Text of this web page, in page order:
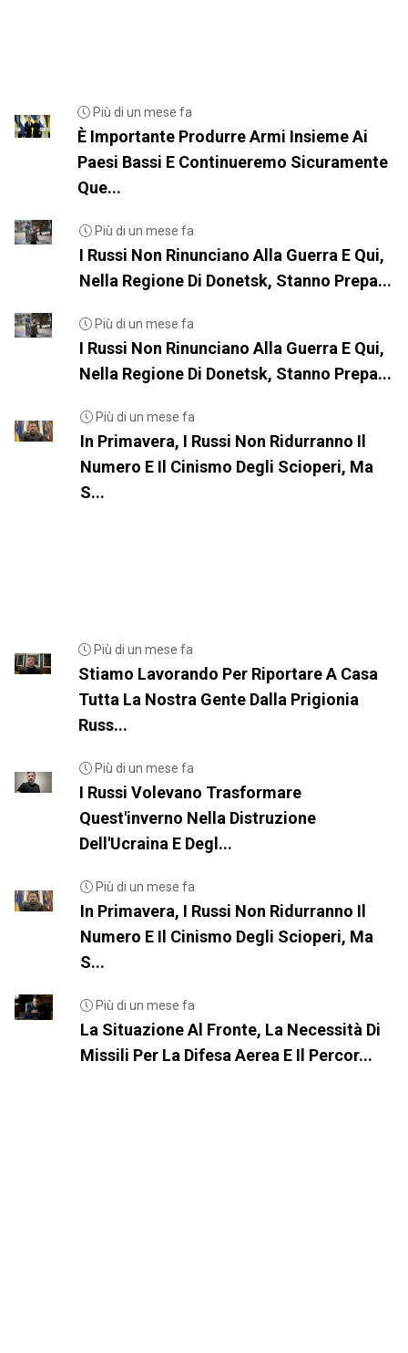
Più di un mese fa
È Importante Produrre Armi Insieme Ai
Paesi Bassi E Continueremo Sicuramente
Que...
Più di un mese fa
I Russi Non Rinunciano Alla Guerra E Qui,
Nella Regione Di Donetsk, Stanno Prepa...
Più di un mese fa
I Russi Non Rinunciano Alla Guerra E Qui,
Nella Regione Di Donetsk, Stanno Prepa...
Più di un mese fa
In Primavera, I Russi Non Ridurranno Il
Numero E Il Cinismo Degli Scioperi, Ma
S...
Più di un mese fa
Stiamo Lavorando Per Riportare A Casa
Tutta La Nostra Gente Dalla Prigionia
Russ...
Più di un mese fa
I Russi Volevano Trasformare
Quest'inverno Nella Distruzione
Dell'Ucraina E Degl...
Più di un mese fa
In Primavera, I Russi Non Ridurranno Il
Numero E Il Cinismo Degli Scioperi, Ma
S...
Più di un mese fa
La Situazione Al Fronte, La Necessità Di
Missili Per La Difesa Aerea E Il Percor...